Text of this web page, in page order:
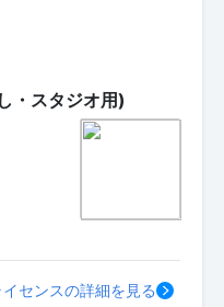
・スタジオ用)
イセンスの詳細を見る